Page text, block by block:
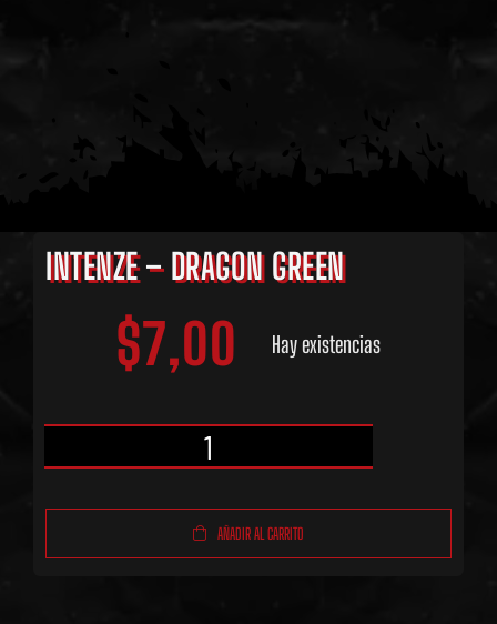
INTENZE – DRAGON GREEN
$7,00 Hay existencias
-
AÑADIR AL CARRITO